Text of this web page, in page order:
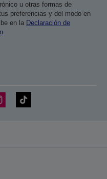
u otras formas de
preferencias y del modo en
en la Declaración de
.